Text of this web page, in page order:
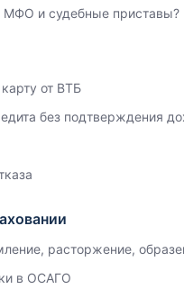
МФО и судебные приставы?
от ВТБ
без подтверждения
расторжение,
в ОСАГО